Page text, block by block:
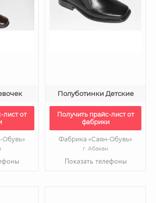
лист от
Обувь»
Полуботинки Детские
Получить прайс-лист от
фабрики
Фабрика «Саян-Обувь»
г. Абакан
Показать телефоны